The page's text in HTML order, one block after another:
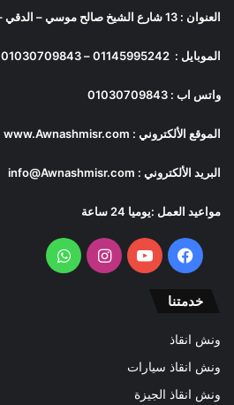
العنوان : 13 شارع الشيخ صالح موسي – الدقي – الجيزة – مصر
الموبايل : 01145995242
–
01030709843
واتس اب : 01030709843
الموقع الألكتروني : www.Awnashmisr.com
البريد الألكتروني : info@Awnashmisr.com
مواعيد العمل :يوميا 24 ساعة
فيسبوكيوتيوب انستقرامواتساب
خدمتنا
ونش انقاذ
ونش انقاذ سيارات
ونش انقاذ الجيزة